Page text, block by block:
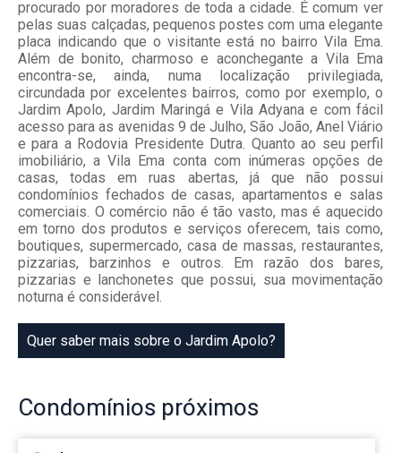
procurado por moradores de toda a cidade. É comum ver
pelas suas calçadas, pequenos postes com uma elegante
placa indicando que o visitante está no bairro Vila Ema.
Além de bonito, charmoso e aconchegante a Vila Ema
encontra-se, ainda, numa localização privilegiada,
circundada por excelentes bairros, como por exemplo, o
Jardim Apolo, Jardim Maringá e Vila Adyana e com fácil
acesso para as avenidas 9 de Julho, São João, Anel Viário
e para a Rodovia Presidente Dutra. Quanto ao seu perfil
imobiliário, a Vila Ema conta com inúmeras opções de
casas, todas em ruas abertas, já que não possui
condomínios fechados de casas, apartamentos e salas
comerciais. O comércio não é tão vasto, mas é aquecido
em torno dos produtos e serviços oferecem, tais como,
boutiques, supermercado, casa de massas, restaurantes,
pizzarias, barzinhos e outros. Em razão dos bares,
pizzarias e lanchonetes que possui, sua movimentação
noturna é considerável.
Quer saber mais sobre o Jardim Apolo?
Condomínios próximos